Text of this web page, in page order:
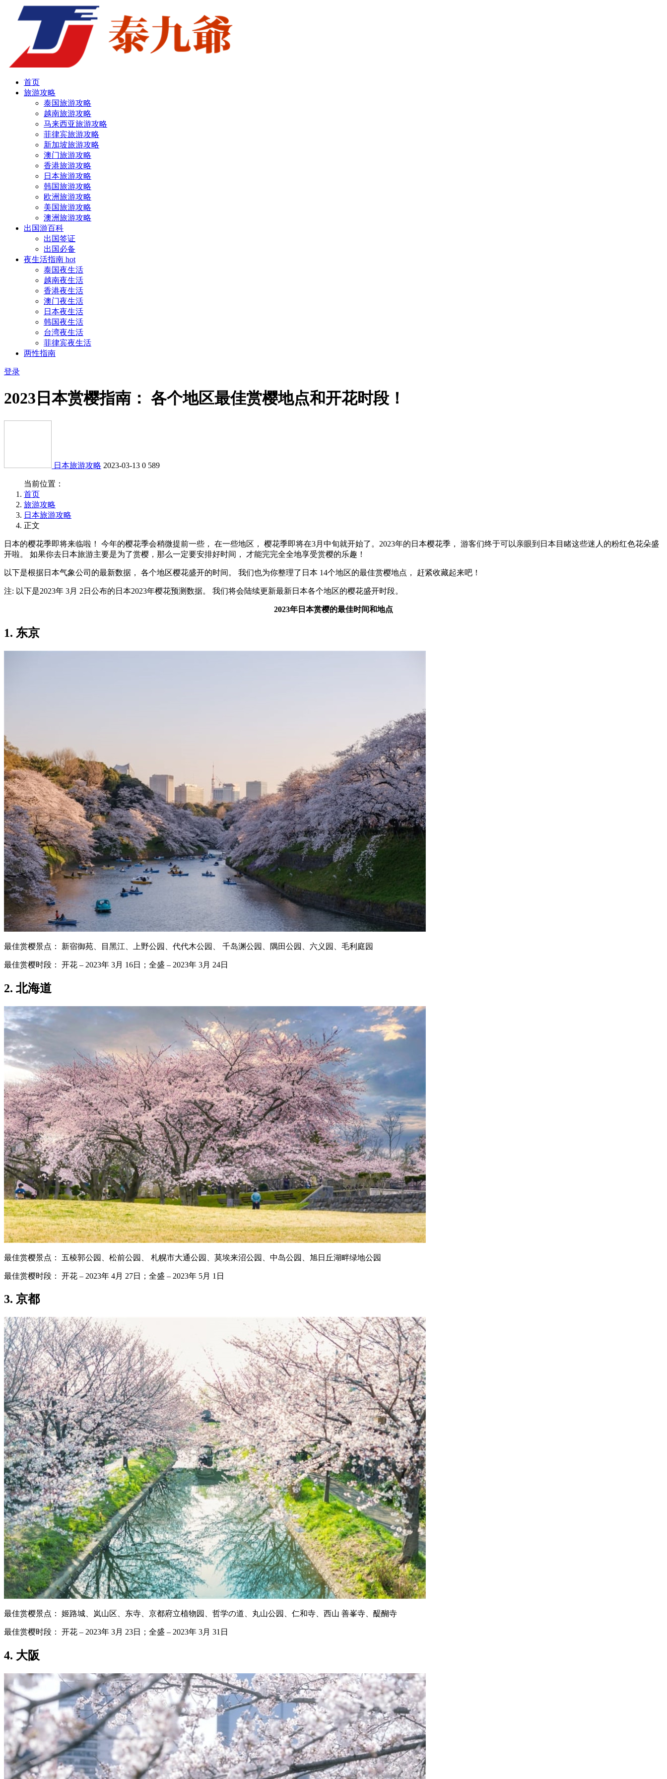
首页
旅游攻略
泰国旅游攻略
越南旅游攻略
马来西亚旅游攻略
菲律宾旅游攻略
新加坡旅游攻略
澳门旅游攻略
香港旅游攻略
日本旅游攻略
韩国旅游攻略
欧洲旅游攻略
美国旅游攻略
澳洲旅游攻略
出国游百科
出国签证
出国必备
夜生活指南 hot
泰国夜生活
越南夜生活
香港夜生活
澳门夜生活
日本夜生活
韩国夜生活
台湾夜生活
菲律宾夜生活
两性指南
登录
2023日本赏樱指南： 各个地区最佳赏樱地点和开花时段！
日本旅游攻略 2023-03-13 0 589
当前位置：
首页
旅游攻略
日本旅游攻略
正文
日本的樱花季即将来临啦！ 今年的樱花季会稍微提前一些， 在一些地区， 樱花季即将在3月中旬就开始了。2023年的日本樱花季， 游客们终于可以亲眼到日本目睹这些迷人的粉红色花朵盛
开啦。 如果你去日本旅游主要是为了赏樱，那么一定要安排好时间， 才能完完全全地享受赏樱的乐趣！
以下是根据日本气象公司的最新数据， 各个地区樱花盛开的时间。 我们也为你整理了日本 14个地区的最佳赏樱地点， 赶紧收藏起来吧！
注: 以下是2023年 3月 2日公布的日本2023年樱花预测数据。 我们将会陆续更新最新日本各个地区的樱花盛开时段。
2023年日本赏樱的最佳时间和地点
1. 东京
最佳赏樱景点： 新宿御苑、目黑江、上野公园、代代木公园、 千岛渊公园、隅田公园、六义园、毛利庭园
最佳赏樱时段： 开花 – 2023年 3月 16日；全盛 – 2023年 3月 24日
2. 北海道
最佳赏樱景点： 五棱郭公园、松前公园、 札幌市大通公园、莫埃来沼公园、中岛公园、旭日丘湖畔绿地公园
最佳赏樱时段： 开花 – 2023年 4月 27日；全盛 – 2023年 5月 1日
3. 京都
最佳赏樱景点： 姬路城、岚山区、东寺、京都府立植物园、哲学の道、丸山公园、仁和寺、西山 善峯寺、醍醐寺
最佳赏樱时段： 开花 – 2023年 3月 23日；全盛 – 2023年 3月 31日
4. 大阪